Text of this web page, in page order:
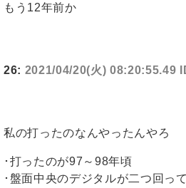
もう12年前か
26: 2021/04/20(火) 08:20:55.49
私の打ったのなんやったんやろ
･打ったのが97～98年頃
･盤面中央のデジタルが二つ回っ